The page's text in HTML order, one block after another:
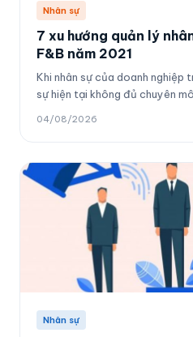
Nhân sự
7 xu hướng quản lý
F&B năm 2021
Khi nhân sự của doanh nghiệp
sự hiện tại không đủ chuyên
chọn phù hợp.
04/08/2026
Nhân sự